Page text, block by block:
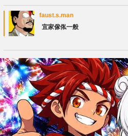
faust.s.man
宜家傢俬一般